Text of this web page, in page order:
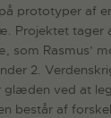
prototyper af
Projektet tager
som Rasmus’
2.
glæden ved at
består af